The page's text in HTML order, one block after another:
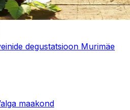
degustatsioon Murimäe
maakond